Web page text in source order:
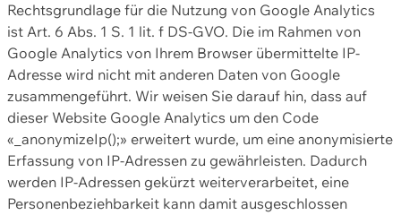
Rechtsgrundlage für die Nutzung von Google Analytics
ist Art. 6 Abs. 1 S. 1 lit. f DS-GVO. Die im Rahmen von
Google Analytics von Ihrem Browser übermittelte IP-
Adresse wird nicht mit anderen Daten von Google
zusammengeführt. Wir weisen Sie darauf hin, dass auf
dieser Website Google Analytics um den Code
«_anonymizeIp();» erweitert wurde, um eine anonymisierte
Erfassung von IP-Adressen zu gewährleisten. Dadurch
werden IP-Adressen gekürzt weiterverarbeitet, eine
Personenbeziehbarkeit kann damit ausgeschlossen